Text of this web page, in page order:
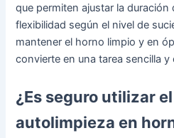
que permiten ajustar la
flexibilidad según el nivel de
mantener el horno limpio y en
convierte en una tarea sencilla y
¿Es seguro utilizar
autolimpieza en